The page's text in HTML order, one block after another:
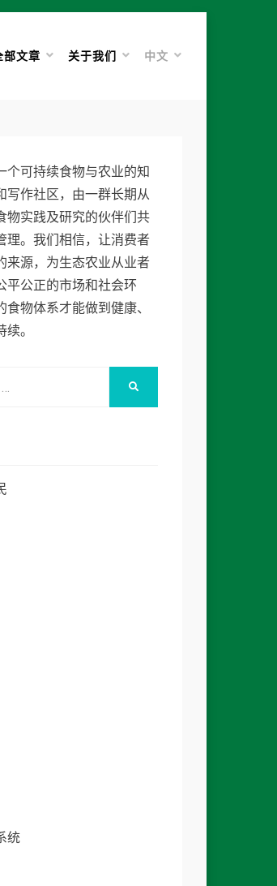
部文章 关于我们 中文
个可持续食物与农业的知
写作社区，由一群长期从
物实践及研究的伙伴们共
理。我们相信，让消费者
来源，为生态农业从业者
平公正的市场和社会环
食物体系才能做到健康、
。
统